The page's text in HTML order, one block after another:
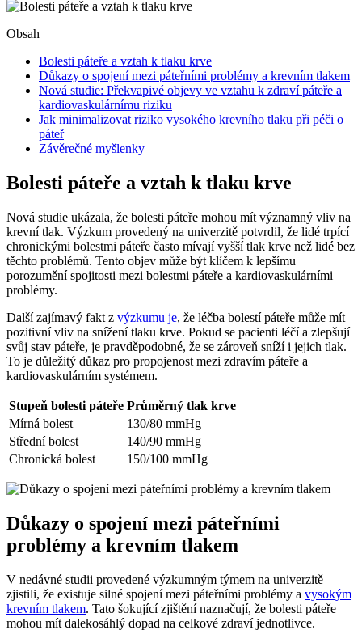
Obsah
Bolesti páteře a vztah k tlaku krve
Důkazy o spojení mezi páteřními problémy a krevním tlakem
Nová studie: Překvapivé objevy ve vztahu k zdraví páteře a
kardiovaskulárnímu riziku
Jak minimalizovat riziko vysokého krevního tlaku při péči o
páteř
Závěrečné myšlenky
Bolesti páteře a vztah k tlaku krve
Nová studie ukázala, že bolesti páteře mohou mít významný vliv na
krevní tlak. Výzkum provedený na univerzitě potvrdil, že lidé trpící
chronickými bolestmi páteře často mívají vyšší tlak krve než lidé bez
těchto problémů. Tento objev může být klíčem k lepšímu
porozumění spojitosti mezi bolestmi páteře a kardiovaskulárními
problémy.
Další zajímavý fakt z výzkumu je, že léčba bolestí páteře může mít
pozitivní vliv na snížení tlaku krve. Pokud se pacienti léčí a zlepšují
svůj stav páteře, je pravděpodobné, že se zároveň sníží i jejich tlak.
To je důležitý důkaz pro propojenost mezi zdravím páteře a
kardiovaskulárním systémem.
Stupeň bolesti páteře Průměrný tlak krve
Mírná bolest
130/80 mmHg
Střední bolest
140/90 mmHg
Chronická bolest
150/100 mmHg
Důkazy o spojení mezi páteřními
problémy a krevním tlakem
V nedávné studii provedené výzkumným týmem na univerzitě
zjistili, že existuje silné spojení mezi páteřními problémy a vysokým
krevním tlakem. Tato šokující zjištění naznačují, že bolesti páteře
mohou mít dalekosáhlý dopad na celkové zdraví jednotlivce.